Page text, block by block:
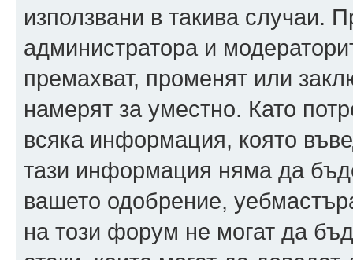
използвани в такива случаи.
администратора и
премахват, променят или
намерят за уместно. Като
всяка информация, която
тази информация няма да
вашето одобрение,
на този форум не могат да